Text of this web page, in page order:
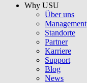
Why USU
Über uns
Management
Standorte
Partner
Karriere
Support
Blog
News